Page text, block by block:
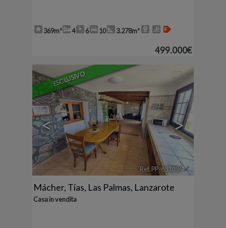
369m² 4 6 10 3.278m²
499.000€
ESCLUSIVO
< >
37
Ref. PP-631036🔗
Mácher, Tías, Las Palmas, Lanzarote
Casa in vendita